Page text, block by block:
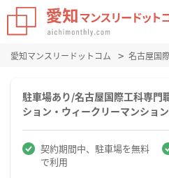
愛知マンスリードットコム 名古屋国
駐車場あり/名古屋国際工科専門
ション・ウィークリーマンショ
契約期間中、駐車場を無料
で利用